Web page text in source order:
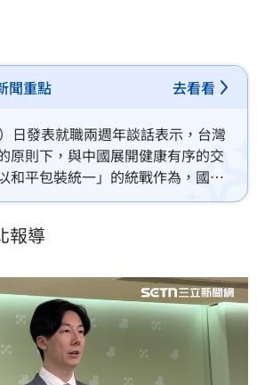
聞重點 去看看
日發表就職兩週年談話表示，台灣
原則下，與中國展開健康有序的交
和平包裝統一」的統戰作為，國台
。對此，民進黨發言人吳崢直呼
總統、組成自己的政府、台灣有自
。
報導